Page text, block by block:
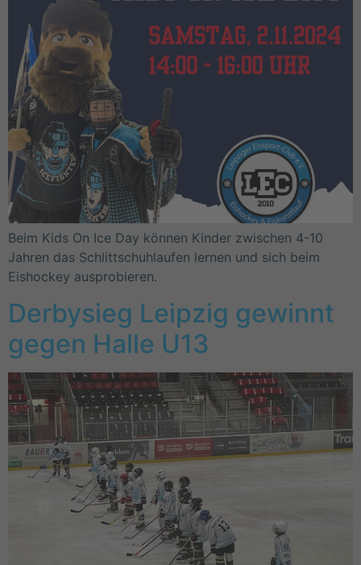
Beim Kids On Ice Day können Kinder zwischen 4-10
Jahren das Schlittschuhlaufen lernen und sich beim
Eishockey ausprobieren.
Derbysieg Leipzig gewinnt
gegen Halle U13